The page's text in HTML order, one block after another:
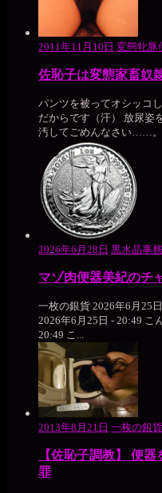
2011年11月10日 変態牝豚
佐恥子は変態家畜
パンツを被ってオシッコ
だからです（汗） 放尿
汚してごめんなさい……
2026年6月28日 黒水晶事
マゾ肉便器美紀のチ
一枚の銀貨 2026年6月25
2026年6月25日 - 20:49 こ
20:49 こ...
2013年8月21日 一枚の銀貨
【佐恥子調教】 便
罪